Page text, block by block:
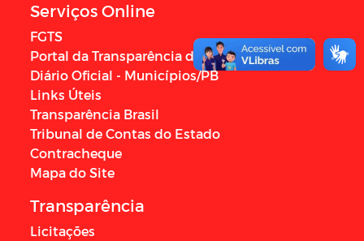
Serviços Online
FGTS
Portal da Transparência do Governo Federal
Diário Oficial - Municípios/PB
Links Úteis
Transparência Brasil
Tribunal de Contas do Estado
Contracheque
Mapa do Site
Transparência
Licitações